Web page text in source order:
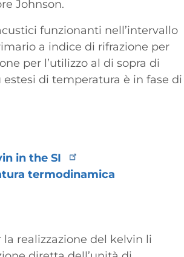
Johnson.
funzionanti nell’intervallo
a indice di rifrazione per
per l’utilizzo al di sopra di
estesi di temperatura è in fase di
in the SI
termodinamica
realizzazione del kelvin li